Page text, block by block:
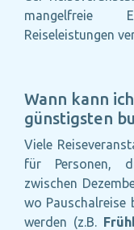
mangelfreie
Reiseleistungen
Wann kann
günstigsten
Viele
für Personen,
zwischen
wo Pauschalreise
werden (z.B.